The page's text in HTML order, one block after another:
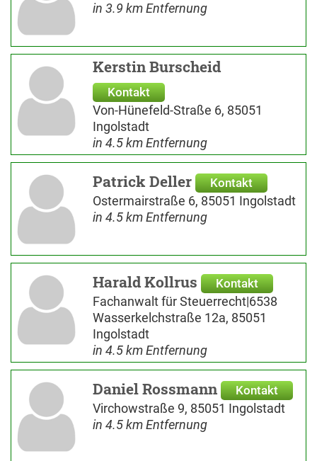
in 3.9 km Entfernung
Kerstin Burscheid
Kontakt
Von-Hünefeld-Straße 6, 85051
Ingolstadt
in 4.5 km Entfernung
Patrick Deller Kontakt
Ostermairstraße 6, 85051 Ingolstadt
in 4.5 km Entfernung
Harald Kollrus Kontakt
Fachanwalt für Steuerrecht|6538
Wasserkelchstraße 12a, 85051
Ingolstadt
in 4.5 km Entfernung
Daniel Rossmann Kontakt
Virchowstraße 9, 85051 Ingolstadt
in 4.5 km Entfernung